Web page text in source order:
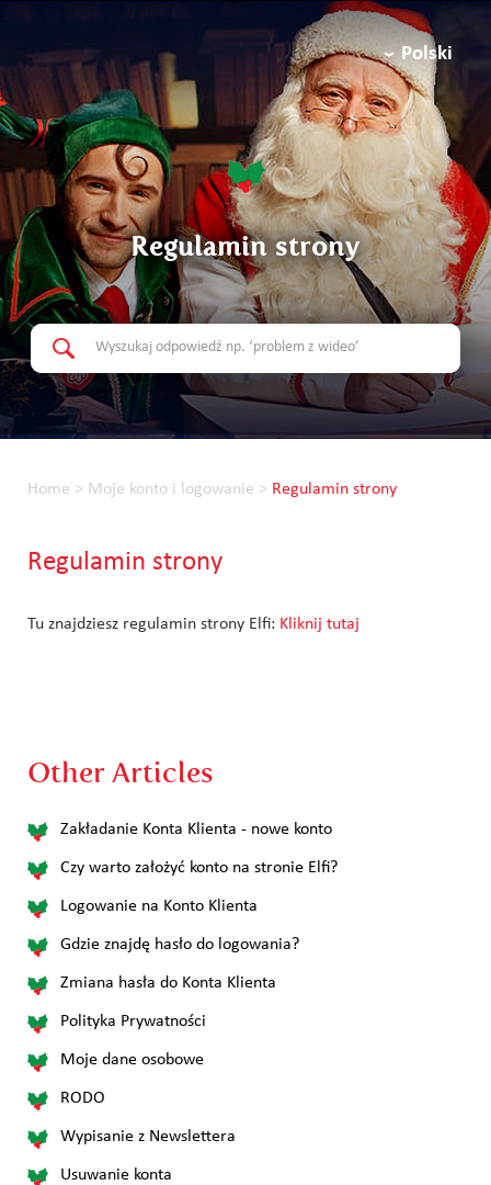
Polski
Regulamin strony
Home > Moje konto i logowanie > Regulamin strony
Regulamin strony
Tu znajdziesz regulamin strony Elfi: Kliknij tutaj
Other Articles
Zakładanie Konta Klienta - nowe konto
Czy warto założyć konto na stronie Elfi?
Logowanie na Konto Klienta
Gdzie znajdę hasło do logowania?
Zmiana hasła do Konta Klienta
Polityka Prywatności
Moje dane osobowe
RODO
Wypisanie z Newslettera
Usuwanie konta